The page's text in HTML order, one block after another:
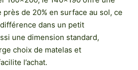
près de 20% en surface au sol, ce
dans un petit
une dimension standard,
choix de matelas et
l’achat.